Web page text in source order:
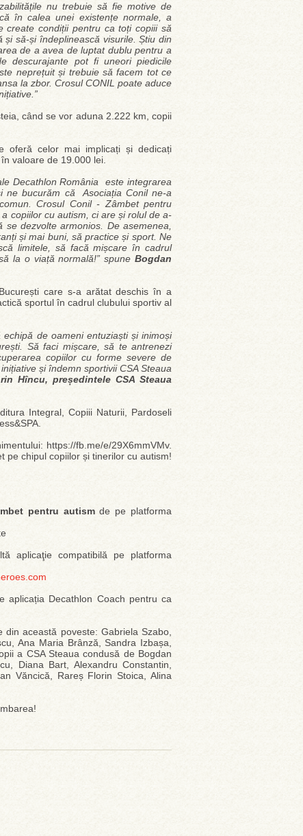
nu trebuie să fie motive de
în calea unei existențe normale, a
create condiții pentru ca toți copiii să
să-și îndeplinească visurile. Știu din
de a avea de luptat dublu pentru a
descurajante pot fi uneori piedicile
neprețuit și trebuie să facem tot ce
la zbor. Crosul CONIL poate aduce
când se vor aduna 2.222 km, copii
oferă celor mai implicați și dedicați
valoare de 19.000 lei.
Decathlon România este integrarea
ne bucurăm că Asociația Conil ne-a
Crosul Conil - Zâmbet pentru
copiilor cu autism, ci are și rolul de a-
dezvolte armonios. De asemenea,
și mai buni, să practice și sport. Ne
limitele, să facă mișcare în cadrul
la o viață normală!” spune Bogdan
care s-a arătat deschis în a
sportul în cadrul clubului sportiv al
de oameni entuziaști și inimoși
Să faci mișcare, să te antrenezi
copiilor cu forme severe de
și îndemn sportivii CSA Steaua
Hîncu, președintele CSA Steaua
Integral, Copiii Naturii, Pardoseli
https://fb.me/e/29X6mmVMv.
chipul copiilor și tinerilor cu autism!
pentru autismde pe platforma
aplicaţie compatibilă pe platforma
Decathlon Coach pentru ca
această poveste: Gabriela Szabo,
Ana Maria Brânză, Sandra Izbașa,
a CSA Steaua condusă de Bogdan
Diana Bart, Alexandru Constantin,
Văncică, Rareș Florin Stoica, Alina